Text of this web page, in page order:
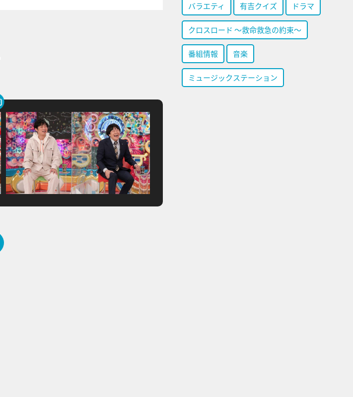
バラエティ 有吉クイズ ドラマ
クロスロード ～救命救急の約束～
番組情報 音楽
ミュージックステーション